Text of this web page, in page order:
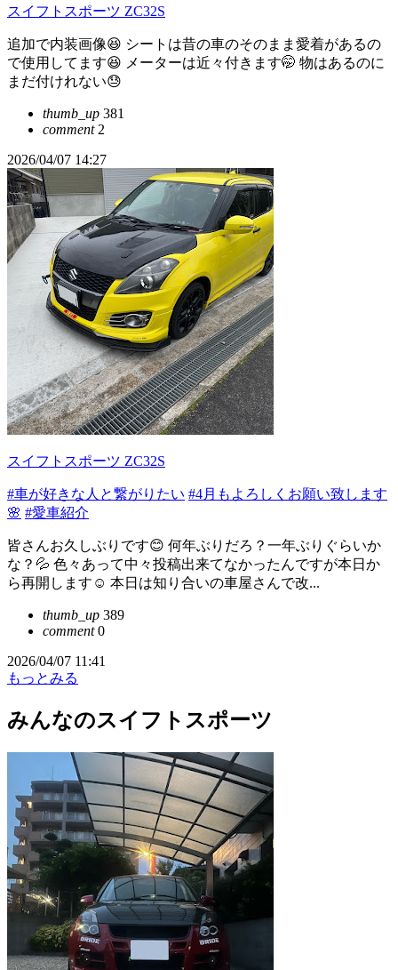
スイフトスポーツ ZC32S
追加で内装画像😆 シートは昔の車のそのまま愛着があるの
で使用してます😆 メーターは近々付きます🤭 物はあるのに
まだ付けれない😓
thumb_up 381
comment2
2026/04/07 14:27
スイフトスポーツ ZC32S
#車が好きな人と繋がりたい #4月もよろしくお願い致します
🌸 #愛車紹介
皆さんお久しぶりです😊 何年ぶりだろ？一年ぶりぐらいか
な？💦 色々あって中々投稿出来てなかったんですが本日か
ら再開します☺️ 本日は知り合いの車屋さんで改...
thumb_up 389
comment0
2026/04/07 11:41
もっとみる
みんなのスイフトスポーツ